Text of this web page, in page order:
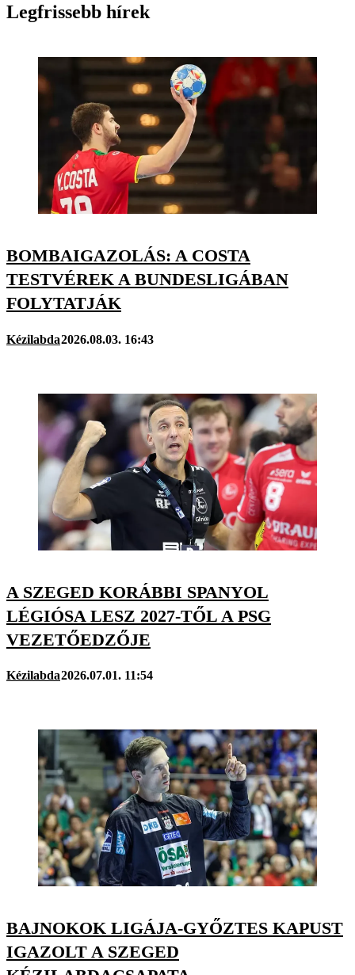
Legfrissebb hírek
BOMBAIGAZOLÁS: A COSTA
TESTVÉREK A BUNDESLIGÁBAN
FOLYTATJÁK
Kézilabda2026.08.03. 16:43
A SZEGED KORÁBBI SPANYOL
LÉGIÓSA LESZ 2027-TŐL A PSG
VEZETŐEDZŐJE
Kézilabda2026.07.01. 11:54
BAJNOKOK LIGÁJA-GYŐZTES KAPUST
IGAZOLT A SZEGED